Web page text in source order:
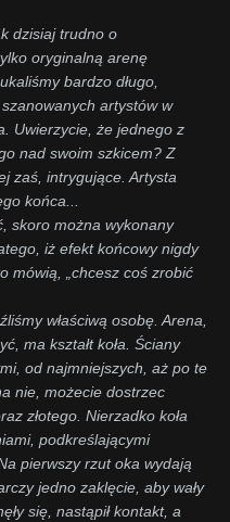
dzisiaj trudno o
oryginalną arenę
bardzo długo,
artystów w
Uwierzycie, że jednego z
nad swoim szkicem? Z
zaś, intrygujące. Artysta
końca...
skoro można wykonany
iż efekt końcowy nigdy
mówią, „chcesz coś zrobić
właściwą osobę. Arena,
ma kształt koła. Ściany
od najmniejszych, aż po te
nie, możecie dostrzec
złotego. Nierzadko koła
podkreślającymi
pierwszy rzut oka wydają
jedno zaklęcie, aby wały
się, nastąpił kontakt, a